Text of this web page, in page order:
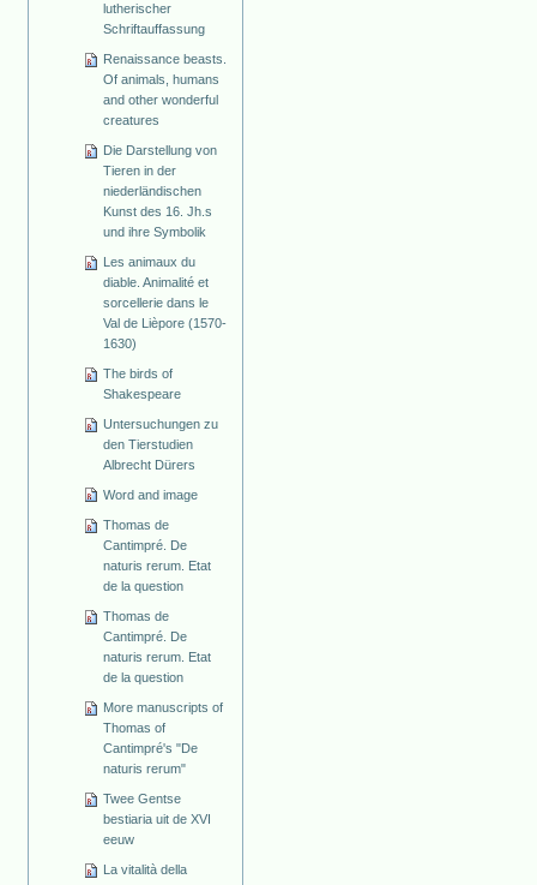
lutherischer
Schriftauffassung
Renaissance beasts.
Of animals, humans
and other wonderful
creatures
Die Darstellung von
Tieren in der
niederländischen
Kunst des 16. Jh.s
und ihre Symbolik
Les animaux du
diable. Animalité et
sorcellerie dans le
Val de Lièpore (1570-
1630)
The birds of
Shakespeare
Untersuchungen zu
den Tierstudien
Albrecht Dürers
Word and image
Thomas de
Cantimpré. De
naturis rerum. Etat
de la question
Thomas de
Cantimpré. De
naturis rerum. Etat
de la question
More manuscripts of
Thomas of
Cantimpré's "De
naturis rerum"
Twee Gentse
bestiaria uit de XVI
eeuw
La vitalità della